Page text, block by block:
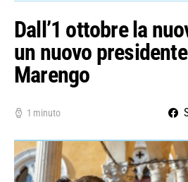
Dall’1 ottobre la
un nuovo
Marengo
1 minuto